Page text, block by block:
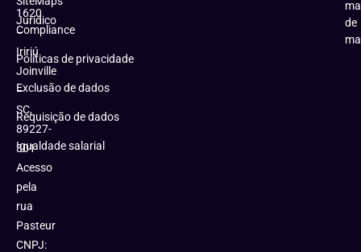
1620
–
Iririú
Joinville
–
SC,
89227-
301
Acesso
pela
rua
Pasteur
CNPJ:
Jurídico
Compliance
Políticas de privacidade
Exclusão de dados
Requisição de dados
Igualdade salarial
de